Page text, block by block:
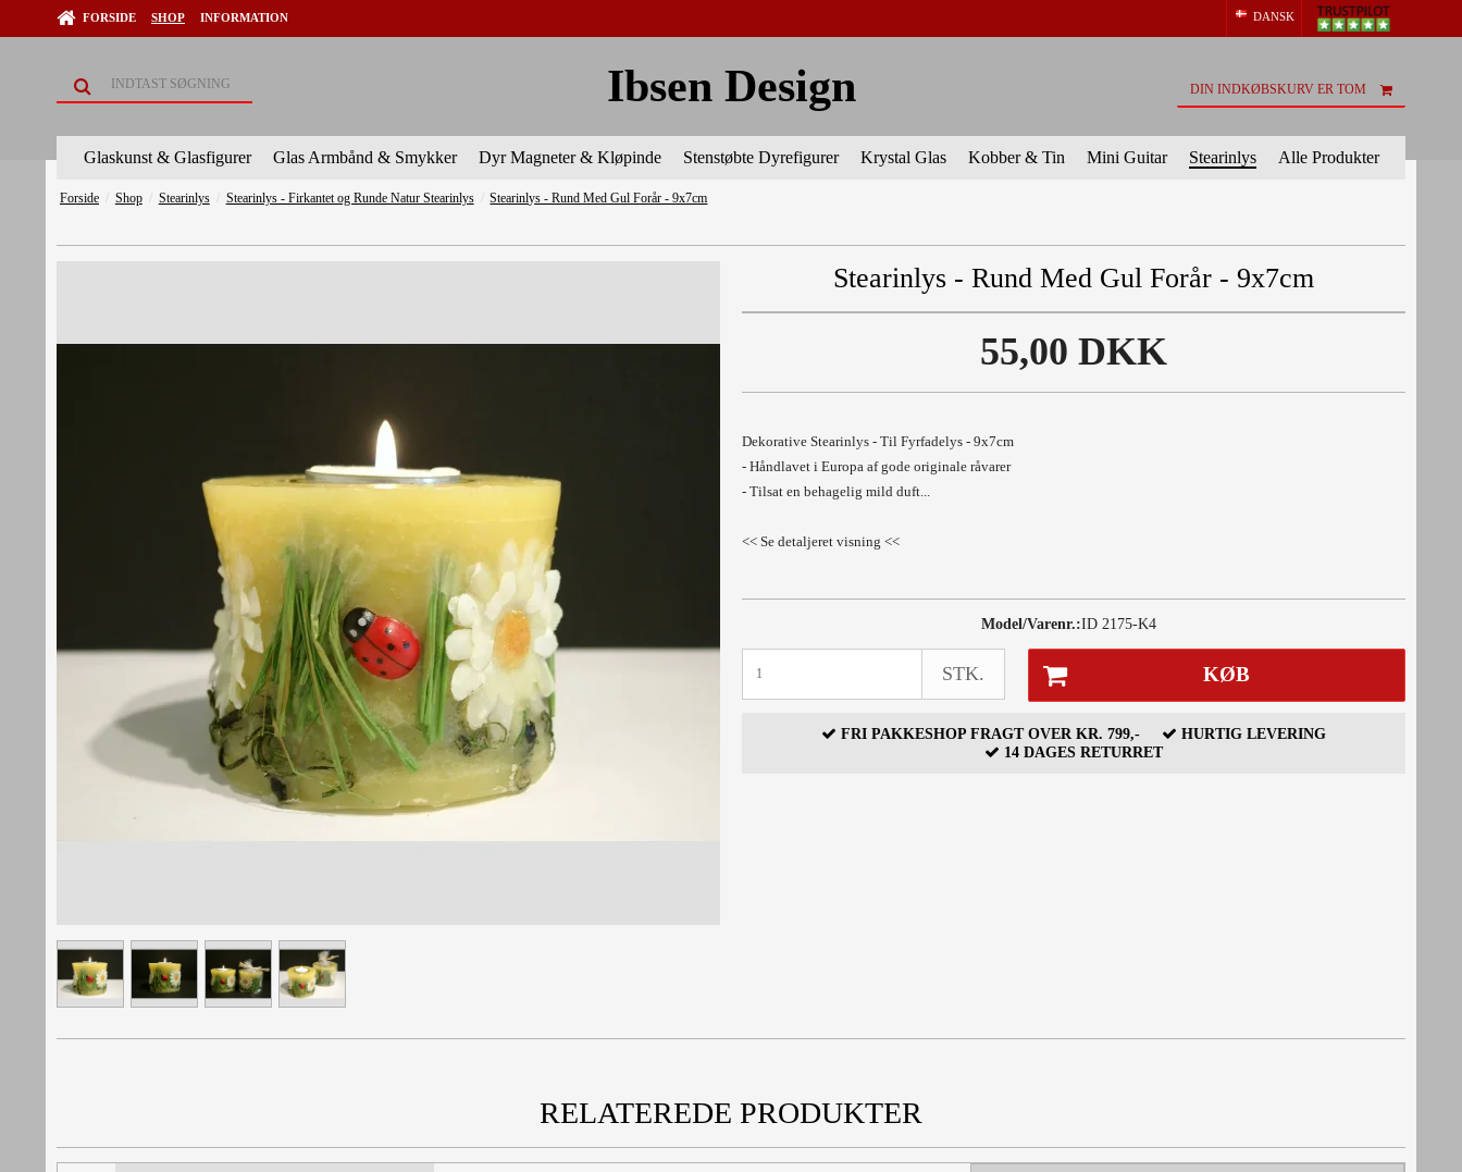
FORSIDE SHOP INFORMATION DANSK
Ibsen Design DIN INDKØBSKURV ER TOM
Glaskunst & Glasfigurer Glas Armbånd & Smykker Dyr Magneter & Kløpinde Stenstøbte Dyrefigurer Krystal Glas Kobber & Tin Mini Guitar Stearinlys Alle Produkter
Forside / Shop / Stearinlys / Stearinlys - Firkantet og Runde Natur Stearinlys / Stearinlys - Rund Med Gul Forår - 9x7cm
Stearinlys - Rund Med Gul Forår - 9x7cm
55,00 DKK
Dekorative Stearinlys - Til Fyrfadelys - 9x7cm
- Håndlavet i Europa af gode originale råvarer
- Tilsat en behagelig mild duft...
<< Se detaljeret visning <<
Model/Varenr.:ID 2175-K4
STK. KØB
FRI PAKKESHOP FRAGT OVER KR. 799,-
HURTIG LEVERING
14 DAGES RETURRET
RELATEREDE PRODUKTER